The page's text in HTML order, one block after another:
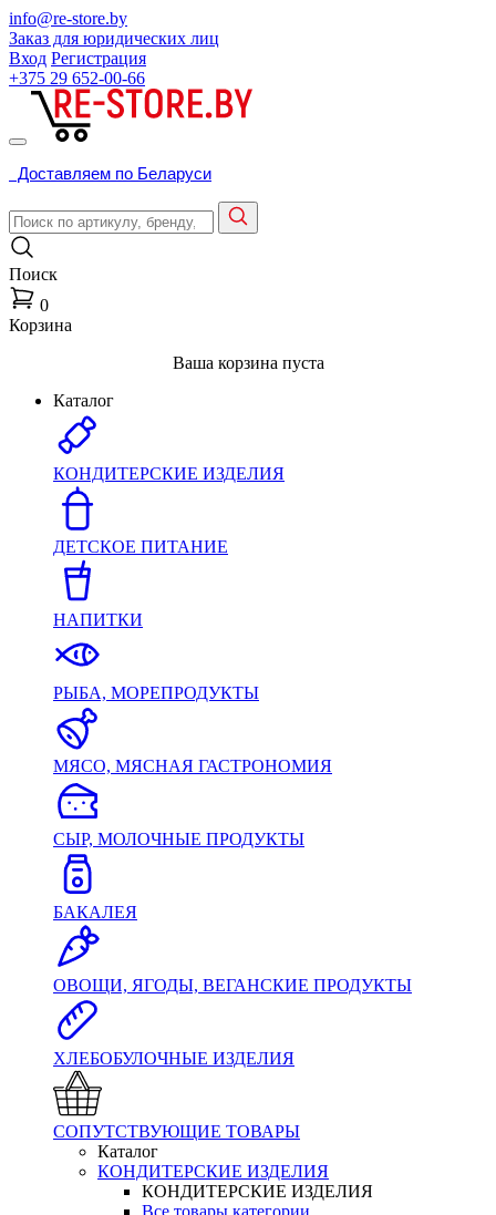
info@re-store.by
Заказ для юридических лиц
Вход Регистрация
+375 29 652-00-66
Доставляем по Беларуси
Поиск
0
Корзина
Ваша корзина пуста
Каталог
КОНДИТЕРСКИЕ ИЗДЕЛИЯ
ДЕТСКОЕ ПИТАНИЕ
НАПИТКИ
РЫБА, МОРЕПРОДУКТЫ
МЯСО, МЯСНАЯ ГАСТРОНОМИЯ
СЫР, МОЛОЧНЫЕ ПРОДУКТЫ
БАКАЛЕЯ
ОВОЩИ, ЯГОДЫ, ВЕГАНСКИЕ ПРОДУКТЫ
ХЛЕБОБУЛОЧНЫЕ ИЗДЕЛИЯ
СОПУТСТВУЮЩИЕ ТОВАРЫ
Каталог
КОНДИТЕРСКИЕ ИЗДЕЛИЯ
КОНДИТЕРСКИЕ ИЗДЕЛИЯ
Все товары категории